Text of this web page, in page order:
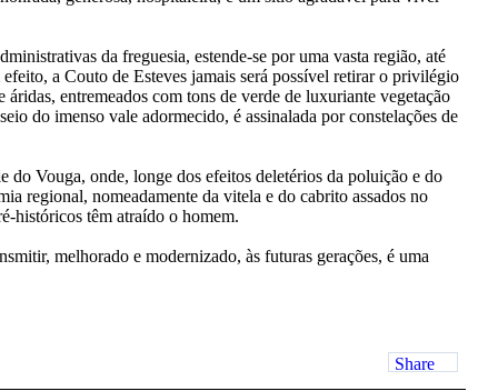
da freguesia, estende-se por uma vasta região, até
a Couto de Esteves jamais será possível retirar o privilégio
entremeados com tons de verde de luxuriante vegetação
do imenso vale adormecido, é assinalada por constelações de
do Vouga, onde, longe dos efeitos deletérios da poluição e do
regional, nomeadamente da vitela e do cabrito assados no
históricos têm atraído o homem.
melhorado e modernizado, às futuras gerações, é uma
Share